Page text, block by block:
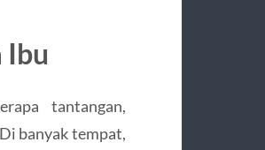
Ibu
tantangan,
banyak tempat,